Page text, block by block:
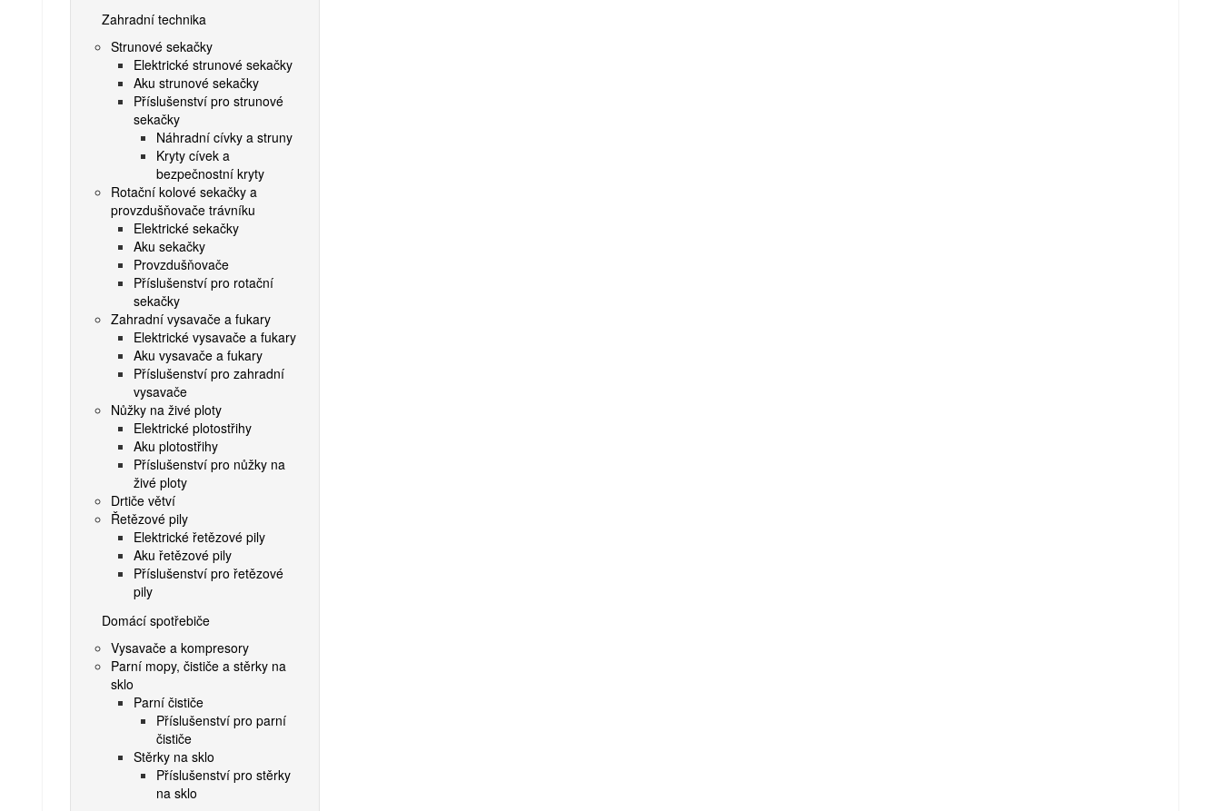
Zahradní technika
Strunové sekačky
Elektrické strunové sekačky
Aku strunové sekačky
Příslušenství pro strunové
sekačky
Náhradní cívky a struny
Kryty cívek a
bezpečnostní kryty
Rotační kolové sekačky a
provzdušňovače trávníku
Elektrické sekačky
Aku sekačky
Provzdušňovače
Příslušenství pro rotační
sekačky
Zahradní vysavače a fukary
Elektrické vysavače a fukary
Aku vysavače a fukary
Příslušenství pro zahradní
vysavače
Nůžky na živé ploty
Elektrické plotostřihy
Aku plotostřihy
Příslušenství pro nůžky na
živé ploty
Drtiče větví
Řetězové pily
Elektrické řetězové pily
Aku řetězové pily
Příslušenství pro řetězové
pily
Domácí spotřebiče
Vysavače a kompresory
Parní mopy, čističe a stěrky na
sklo
Parní čističe
Příslušenství pro parní
čističe
Stěrky na sklo
Příslušenství pro stěrky
na sklo